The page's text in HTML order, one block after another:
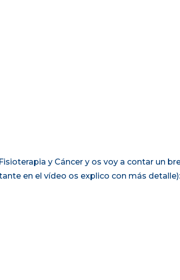
y Cáncer y os voy a contar un
en el vídeo os explico con más